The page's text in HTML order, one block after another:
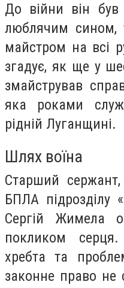
До війни він
люблячим сином,
майстром на всі
згадує, як ще у
змайстрував
яка роками
рідній Луганщині.
Шлях воїна
Старший
БПЛА підрозділу
Сергій Жимела
покликом
хребта та
законне право не